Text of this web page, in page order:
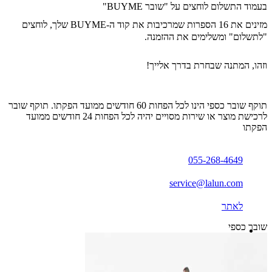
בעמוד התשלום לוחצים על "שובר BUYME"
מזינים את 16 הספרות שמרכיבות את קוד ה-BUYME שלך, לוחצים
"לתשלום" ומשלימים את ההזמנה.
וזהו, המתנה שבחרת בדרך אלייך!
תוקף שובר כספי הינו לכל הפחות 60 חודשים ממועד הפקתו. תוקף שובר
לרכישת מוצר או שירות מסויים יהיה לכל הפחות 24 חודשים ממועד
הפקתו
055-268-4649
service@lalun.com
לאתר
שובר כספי